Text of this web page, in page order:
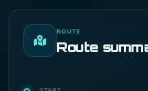
ROUTE
Route